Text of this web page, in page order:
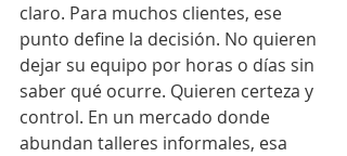
claro. Para muchos clientes, ese
punto define la decisión. No quieren
dejar su equipo por horas o días sin
saber qué ocurre. Quieren certeza y
control. En un mercado donde
abundan talleres informales, esa